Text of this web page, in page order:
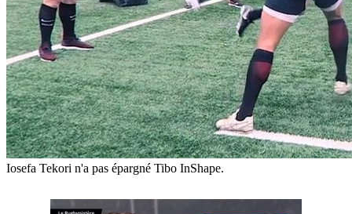
Iosefa Tekori n'a pas épargné Tibo InShape.